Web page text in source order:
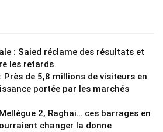
: Saied réclame des résultats et
les retards
Près de 5,8 millions de visiteurs en
portée par les marchés
2, Raghai… ces barrages en
changer la donne